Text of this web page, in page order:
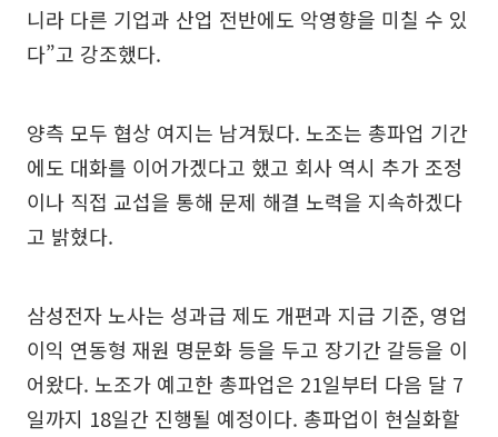
니라 다른 기업과 산업 전반에도 악영향을 미칠 수 있
다”고 강조했다.
양측 모두 협상 여지는 남겨뒀다. 노조는 총파업 기간
에도 대화를 이어가겠다고 했고 회사 역시 추가 조정
이나 직접 교섭을 통해 문제 해결 노력을 지속하겠다
고 밝혔다.
삼성전자 노사는 성과급 제도 개편과 지급 기준, 영업
이익 연동형 재원 명문화 등을 두고 장기간 갈등을 이
어왔다. 노조가 예고한 총파업은 21일부터 다음 달 7
일까지 18일간 진행될 예정이다. 총파업이 현실화할